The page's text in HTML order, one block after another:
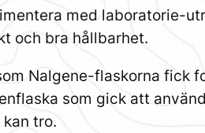
med laboratorie-
och bra hållbarhet.
Nalgene-flaskorna fick
som gick att
tro.